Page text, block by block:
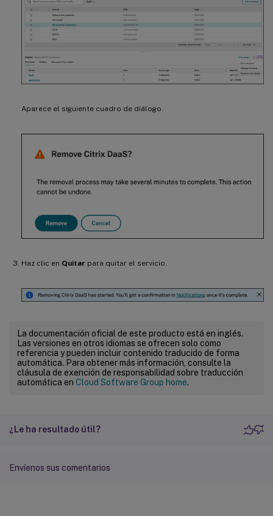
Aparece el siguiente cuadro de diálogo.
Haz clic en Quitar para quitar el servicio.
La documentación oficial de este producto está en inglés.
Las versiones en otros idiomas se ofrecen solo como
referencia y pueden incluir contenido traducido de forma
automática. Para obtener más información, consulte la
cláusula de exención de responsabilidad sobre traducción
automática en Cloud Software Group home.
¿Le ha resultado útil?
Envíenos sus comentarios